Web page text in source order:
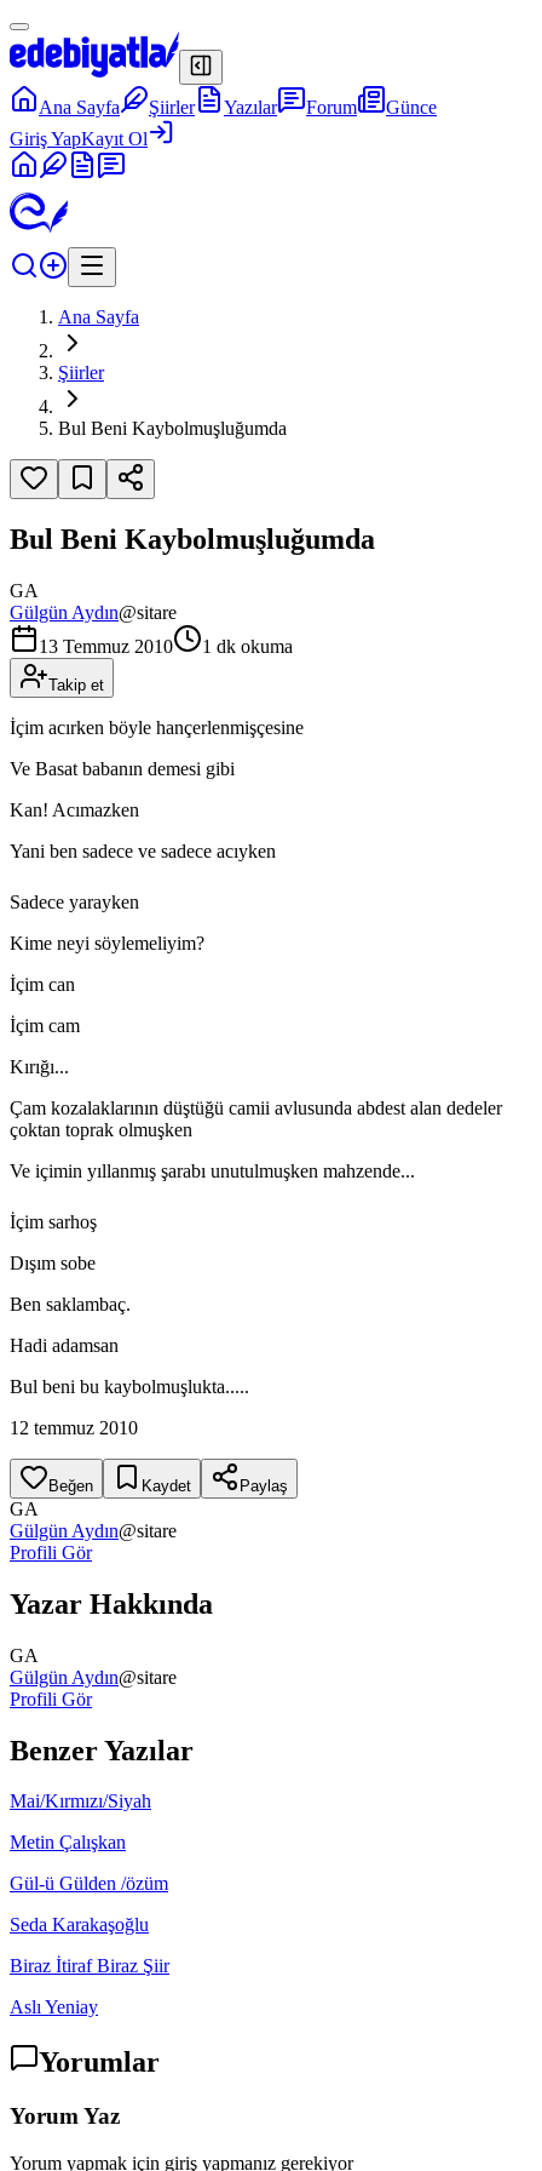
Ana Sayfa Şiirler Yazılar Forum
Günce
Giriş YapKayıt Ol
Ana Sayfa
Şiirler
Bul Beni Kaybolmuşluğumda
Bul Beni Kaybolmuşluğumda
GA
Gülgün Aydın@sitare
13 Temmuz 2010
1 dk okuma
Takip et
İçim acırken böyle hançerlenmişçesine
Ve Basat babanın demesi gibi
Kan! Acımazken
Yani ben sadece ve sadece acıyken
Sadece yarayken
Kime neyi söylemeliyim?
İçim can
İçim cam
Kırığı...
Çam kozalaklarının düştüğü camii avlusunda abdest alan dedeler
çoktan toprak olmuşken
Ve içimin yıllanmış şarabı unutulmuşken mahzende...
İçim sarhoş
Dışım sobe
Ben saklambaç.
Hadi adamsan
Bul beni bu kaybolmuşlukta.....
12 temmuz 2010
Beğen Kaydet Paylaş
GA
Gülgün Aydın@sitare
Profili Gör
Yazar Hakkında
GA
Gülgün Aydın@sitare
Profili Gör
Benzer Yazılar
Mai/Kırmızı/Siyah
Metin Çalışkan
Gül-ü Gülden /özüm
Seda Karakaşoğlu
Biraz İtiraf Biraz Şiir
Aslı Yeniay
Yorumlar
Yorum Yaz
Yorum yapmak için giriş yapmanız gerekiyor